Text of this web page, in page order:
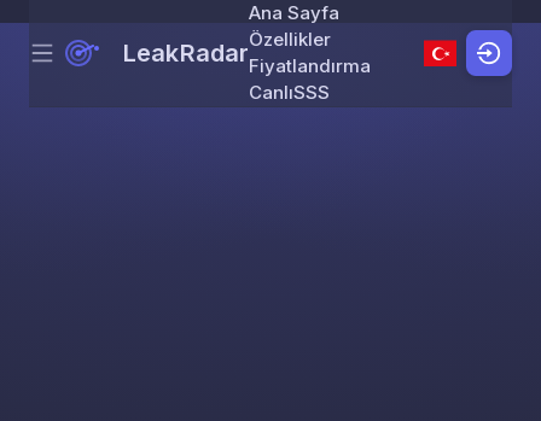
Skip to content
Menu LeakRadar
Ana Sayfa
Özellikler
Fiyatlandırma
CanlıSSS